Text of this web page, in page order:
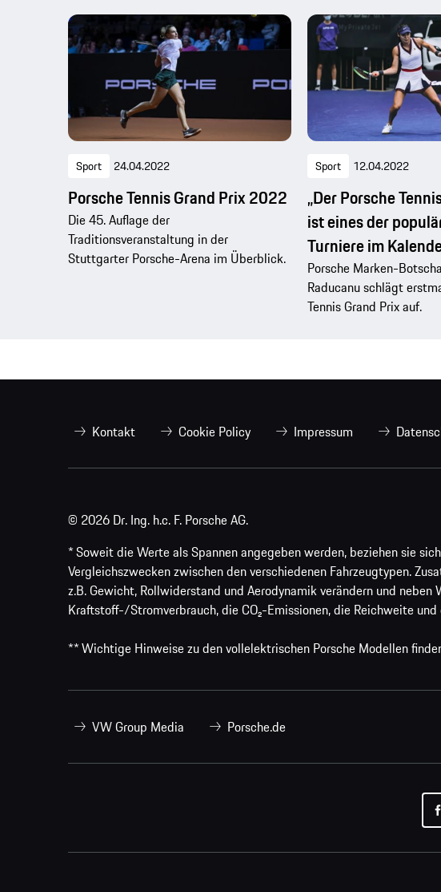
Sport 24.04.2022
Porsche Tennis Grand Prix 2022
Die 45. Auflage der
Traditionsveranstaltung in der
Stuttgarter Porsche-Arena im Überblick.
Sport 12.04.2022
„Der Porsche
ist eines der
Turniere im
Porsche Marken-
Raducanu schlägt
Tennis Grand Prix auf.
Kontakt Cookie Policy Impressum
© 2026 Dr. Ing. h.c. F. Porsche AG.
* Soweit die Werte als Spannen angegeben werden, beziehen sie
Vergleichszwecken zwischen den verschiedenen Fahrzeugtypen.
z.B. Gewicht, Rollwiderstand und Aerodynamik verändern und
Kraftstoff-/Stromverbrauch, die CO₂-Emissionen, die Reichweite
** Wichtige Hinweise zu den vollelektrischen Porsche Modellen
VW Group Media Porsche.de